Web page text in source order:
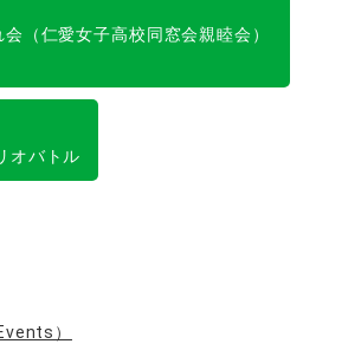
（仁愛女子高校同窓会親睦会）
オバトル
）